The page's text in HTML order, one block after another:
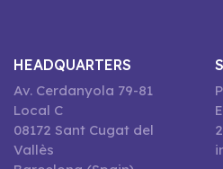
HEADQUARTERS
Av. Cerdanyola 79-81
Local C
08172 Sant Cugat del
Vallès